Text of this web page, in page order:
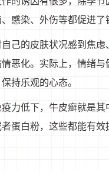
感染、外伤等都促进了
己的皮肤状况感到焦
恶化。实际上，情绪
持乐观的心态。
力低下，牛皮癣就是
蛋白粉，这些都能有